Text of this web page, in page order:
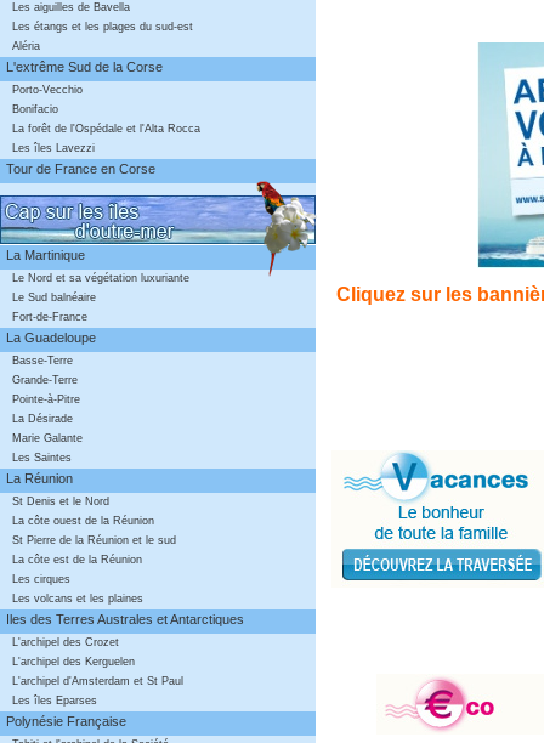
Les aiguilles de Bavella
Les étangs et les plages du sud-est
Aléria
L'extrême Sud de la Corse
Porto-Vecchio
Bonifacio
La forêt de l'Ospédale et l'Alta Rocca
Les îles Lavezzi
Tour de France en Corse
La Martinique
Le Nord et sa végétation luxuriante
Le Sud balnéaire
Fort-de-France
La Guadeloupe
Basse-Terre
Grande-Terre
Pointe-à-Pitre
La Désirade
Marie Galante
Les Saintes
La Réunion
St Denis et le Nord
La côte ouest de la Réunion
St Pierre de la Réunion et le sud
La côte est de la Réunion
Les cirques
Les volcans et les plaines
Iles des Terres Australes et Antarctiques
L'archipel des Crozet
L'archipel des Kerguelen
L'archipel d'Amsterdam et St Paul
Les îles Eparses
Polynésie Française
Cliquez sur les